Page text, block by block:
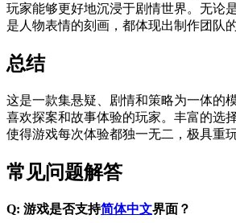
玩家能够更好地沉浸于剧情世界。无论
是人物表情的刻画，都体现出制作团队
总结
这是一款集悬疑、剧情和策略为一体的
喜欢探案和故事体验的玩家。丰富的选
使得游戏每次体验都独一无二，极具重玩
常见问题解答
Q: 游戏是否支持简体中文界面？